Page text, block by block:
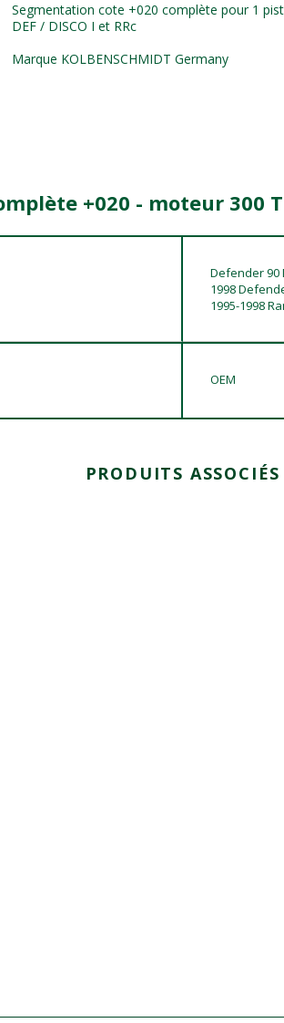
Segmentation cote +020 complète pour 1
DEF / DISCO I et RRc
Marque KOLBENSCHMIDT Germany
+020 - moteur 300
Defender 90
1998
1995-1998
OEM
PRODUITS ASSOCIÉS